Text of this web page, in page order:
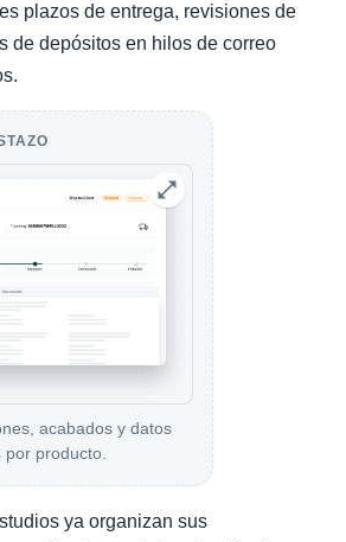
plazos de entrega, revisiones de
de depósitos en hilos de correo
acabados y datos
por producto.
ya organizan sus